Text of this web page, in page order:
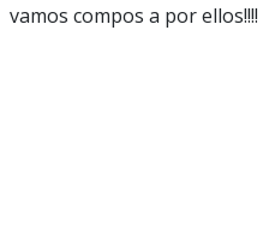
vamos compos a por ellos!!!!